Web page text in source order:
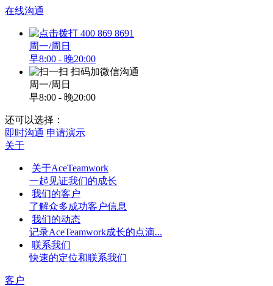
在线沟通
400 869 8691
周一/周日
早8:00 - 晚20:00
扫码加微信沟通
周一/周日
早8:00 - 晚20:00
还可以选择：
即时沟通 申请演示
关于
关于AceTeamwork
一起见证我们的成长
我们的客户
了解众多成功客户信息
我们的动态
记录AceTeamwork成长的点滴...
联系我们
快速的定位和联系我们
客户